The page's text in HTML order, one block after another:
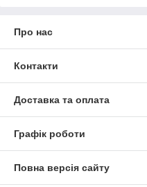
Про нас
Контакти
Доставка та оплата
Графік роботи
Повна версія сайту